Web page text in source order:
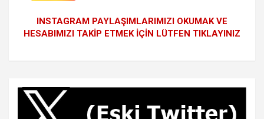
INSTAGRAM PAYLAŞIMLARIMIZI OKUMAK VE
HESABIMIZI TAKİP ETMEK İÇİN LÜTFEN TIKLAYINIZ